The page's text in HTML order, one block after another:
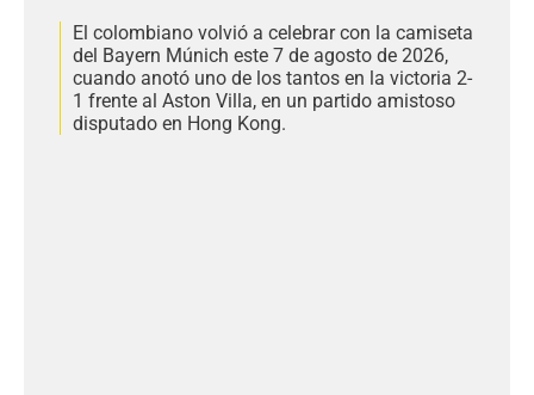
El colombiano volvió a celebrar con la camiseta
del Bayern Múnich este 7 de agosto de 2026,
cuando anotó uno de los tantos en la victoria 2-
1 frente al Aston Villa, en un partido amistoso
disputado en Hong Kong.